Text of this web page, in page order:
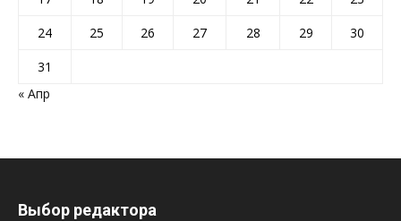
24
25 26 27 28 29
30
31
« Апр
Выбор редактора